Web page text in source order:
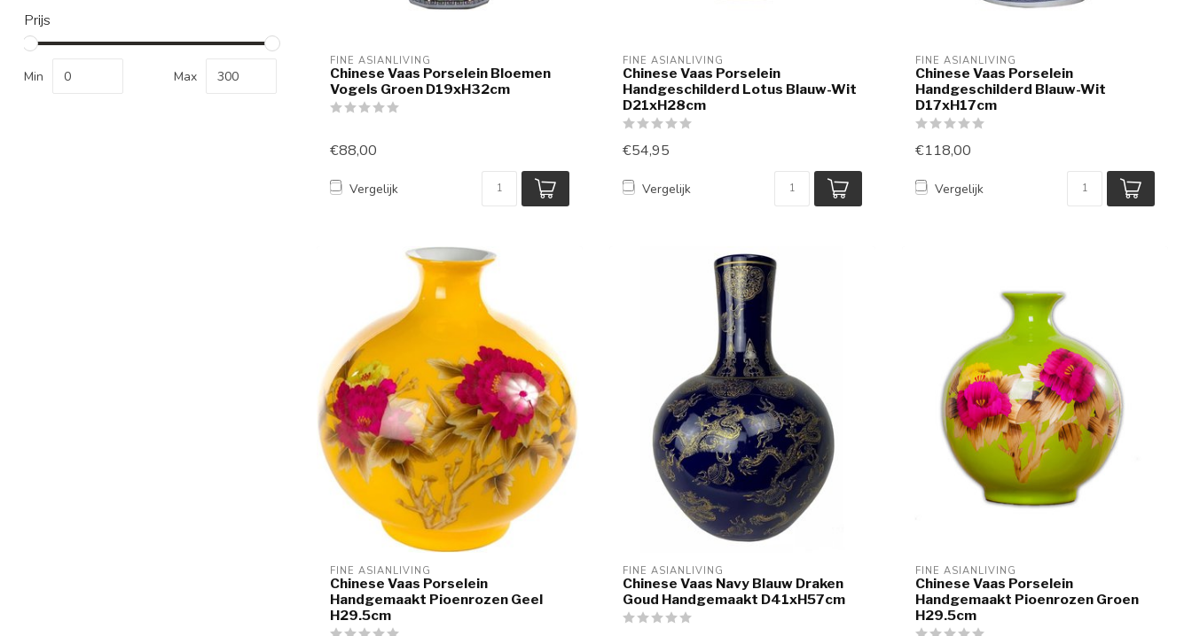
Prijs
Min Max
FINE ASIANLIVING
Chinese Vaas Porselein Bloemen
Vogels Groen D19xH32cm
€88,00
Vergelijk
FINE ASIANLIVING
Chinese Vaas Porselein
Handgeschilderd Lotus Blauw-Wit
D21xH28cm
€54,95
Vergelijk
FINE ASIANLIVING
Chinese Vaas Porselein
Handgeschilderd Blauw-Wit
D17xH17cm
€118,00
Vergelijk
FINE ASIANLIVING
Chinese Vaas Porselein
Handgemaakt Pioenrozen Geel
H29.5cm
FINE ASIANLIVING
Chinese Vaas Navy Blauw Draken
Goud Handgemaakt D41xH57cm
FINE ASIANLIVING
Chinese Vaas Porselein
Handgemaakt Pioenrozen Groen
H29.5cm